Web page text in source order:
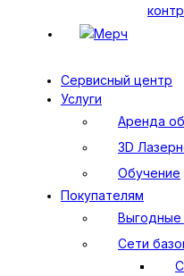
Мерч
Сервисный центр
Услуги
Аренда
3D
Обучение
Покупателям
Сети